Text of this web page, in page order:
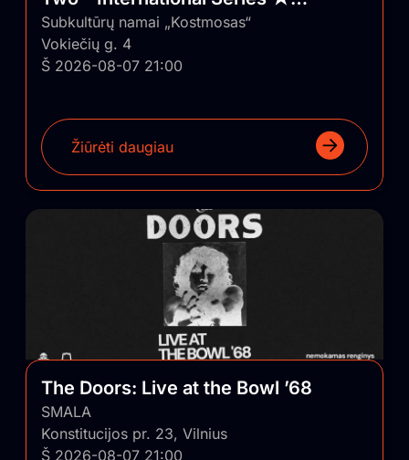
Vilnius/Lithuania
Subkultūrų namai „Kostmosas“
Vokiečių g. 4
Š 2026-08-07 21:00
Žiūrėti daugiau
The Doors: Live at the Bowl ’68
SMALA
Konstitucijos pr. 23, Vilnius
Š 2026-08-07 21:00